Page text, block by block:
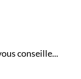
conseille...